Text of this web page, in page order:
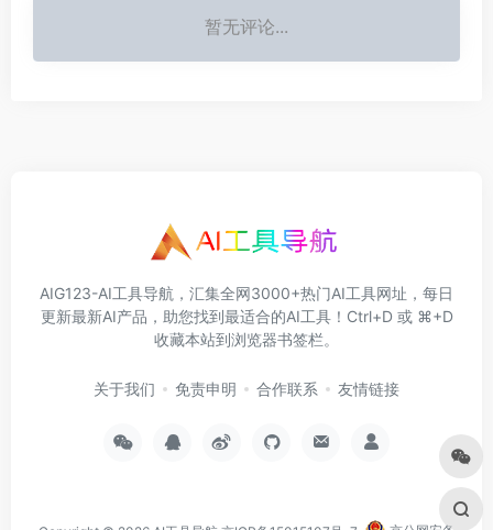
暂无评论...
AIG123-AI工具导航，汇集全网3000+热门AI工具网址，每日
更新最新AI产品，助您找到最适合的AI工具！Ctrl+D 或 ⌘+D
收藏本站到浏览器书签栏。
关于我们 免责申明 合作联系 友情链接